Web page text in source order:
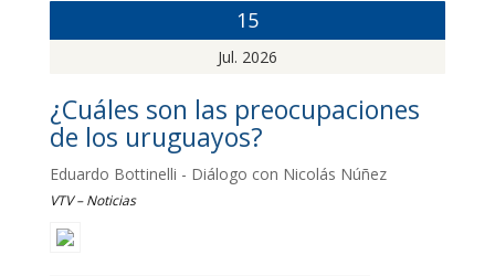
15
Jul. 2026
¿Cuáles son las preocupaciones
de los uruguayos?
Eduardo Bottinelli - Diálogo con Nicolás Núñez
VTV – Noticias